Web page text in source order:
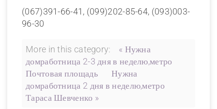
(067)391-66-41, (099)202-85-64, (093)003-
96-30
More in this category:
« Нужна
домработница 2-3 дня в неделю,метро
Почтовая площадь
Нужна
домработница 2 дня в неделю,метро
Тараса Шевченко »